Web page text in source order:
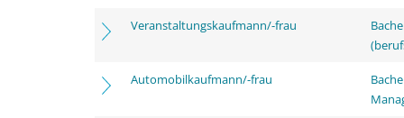
Veranstaltungskaufmann/-frau
Automobilkaufmann/-frau